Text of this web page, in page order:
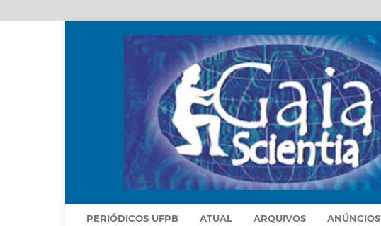
PERIÓDICOS UFPB ATUAL ARQUIVOS ANÚNCIOS